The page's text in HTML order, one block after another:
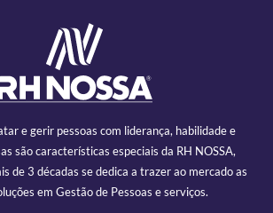
e gerir pessoas com liderança, habilidade e
são características especiais da RH NOSSA,
de 3 décadas se dedica a trazer ao mercado as
em Gestão de Pessoas e serviços.